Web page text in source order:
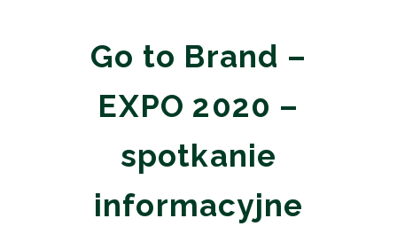
Go to Brand –
EXPO 2020 –
spotkanie
informacyjne